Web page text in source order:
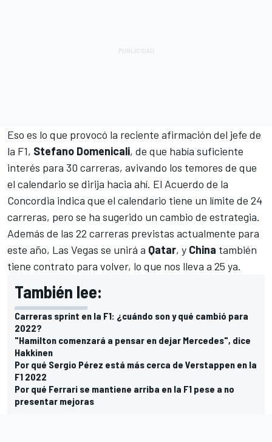
Eso es lo que provocó la reciente afirmación del jefe de
la F1, Stefano Domenicali, de que había suficiente
interés para 30 carreras, avivando los temores de que
el calendario se dirija hacia ahí. El Acuerdo de la
Concordia indica que el calendario tiene un límite de 24
carreras, pero se ha sugerido un cambio de estrategia.
Además de las 22 carreras previstas actualmente para
este año, Las Vegas se unirá a Qatar, y China también
tiene contrato para volver, lo que nos lleva a 25 ya.
También lee:
Carreras sprint en la F1: ¿cuándo son y qué cambió para
2022?
"Hamilton comenzará a pensar en dejar Mercedes", dice
Hakkinen
Por qué Sergio Pérez está más cerca de Verstappen en la
F1 2022
Por qué Ferrari se mantiene arriba en la F1 pese a no
presentar mejoras